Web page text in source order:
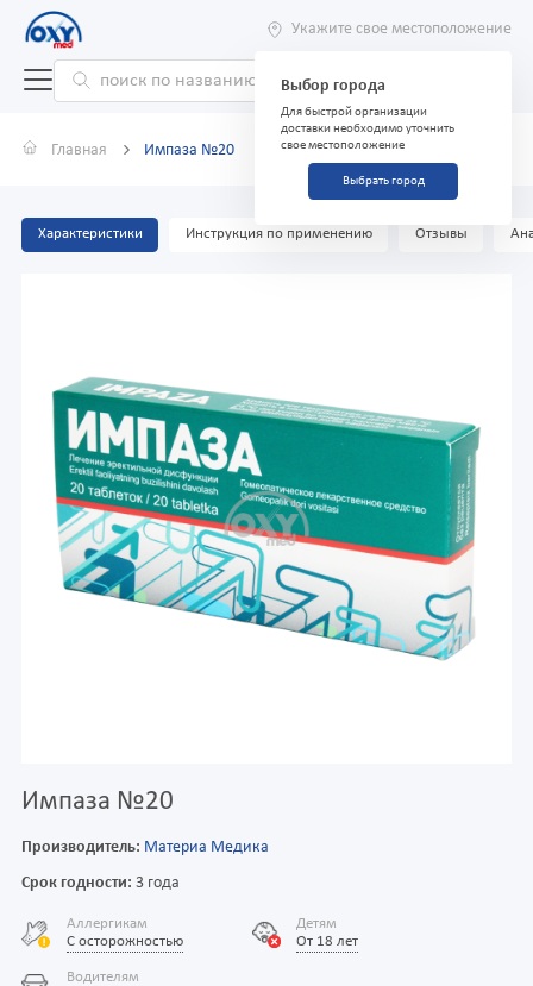
Укажите свое местоположение
Выбор города
Для быстрой организации
доставки необходимо уточнить
свое местоположение
Выбрать город
Главная Импаза №20
Характеристики Инструкция по применению Отзывы
Импаза №20
Производитель: Материа Медика
Срок годности: 3 года
Аллергикам
С осторожностью
Детям
От 18 лет
Водителям